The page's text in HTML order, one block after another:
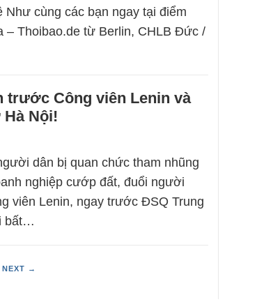
Như cùng các bạn ngay tại điểm
– Thoibao.de từ Berlin, CHLB Đức /
trước Công viên Lenin và
Nội!
dân bị quan chức tham nhũng
nghiệp cướp đất, đuổi người
viên Lenin, ngay trước ĐSQ Trung
bất…
NEXT →